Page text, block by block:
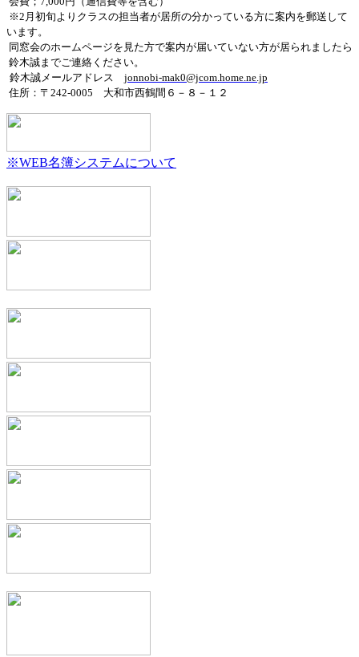
※2 月初旬よりクラスの担当者が居所の分かっている方に案内を郵送して
います。
同窓会のホームページを見た方で案内が届いていない方が居られましたら
鈴木誠までご連絡ください。
鈴木誠メールアドレス jonnobi-mak0@jcom.home.ne.jp
住所：〒 242-0005 大和市西鶴間６－８－１２
※WEB名簿システムについて